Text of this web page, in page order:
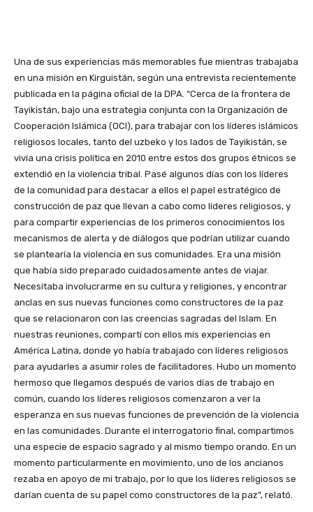
Una de sus experiencias más memorables fue mientras trabajaba
en una misión en Kirguistán, según una entrevista recientemente
publicada en la página oficial de la DPA. “Cerca de la frontera de
Tayikistán, bajo una estrategia conjunta con la Organización de
Cooperación Islámica (OCI), para trabajar con los líderes islámicos
religiosos locales, tanto del uzbeko y los lados de Tayikistán, se
vivía una crisis política en 2010 entre estos dos grupos étnicos se
extendió en la violencia tribal. Pasé algunos días con los líderes
de la comunidad para destacar a ellos el papel estratégico de
construcción de paz que llevan a cabo como líderes religiosos, y
para compartir experiencias de los primeros conocimientos los
mecanismos de alerta y de diálogos que podrían utilizar cuando
se plantearía la violencia en sus comunidades. Era una misión
que había sido preparado cuidadosamente antes de viajar.
Necesitaba involucrarme en su cultura y religiones, y encontrar
anclas en sus nuevas funciones como constructores de la paz
que se relacionaron con las creencias sagradas del Islam. En
nuestras reuniones, compartí con ellos mis experiencias en
América Latina, donde yo había trabajado con líderes religiosos
para ayudarles a asumir roles de facilitadores. Hubo un momento
hermoso que llegamos después de varios días de trabajo en
común, cuando los líderes religiosos comenzaron a ver la
esperanza en sus nuevas funciones de prevención de la violencia
en las comunidades. Durante el interrogatorio final, compartimos
una especie de espacio sagrado y al mismo tiempo orando. En un
momento particularmente en movimiento, uno de los ancianos
rezaba en apoyo de mi trabajo, por lo que los líderes religiosos se
darían cuenta de su papel como constructores de la paz”, relató.